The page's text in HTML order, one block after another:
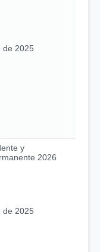
de 2025
y
2026
de 2025